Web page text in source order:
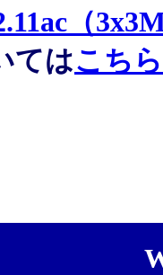
（
てはこちら